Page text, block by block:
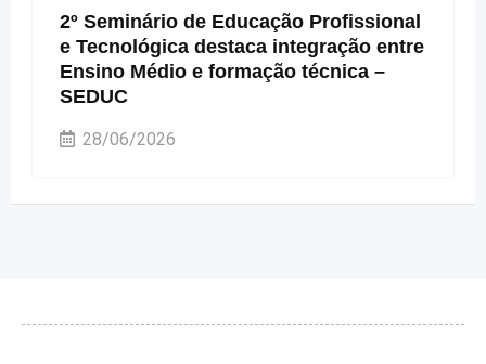
2º Seminário de Educação Profissional
e Tecnológica destaca integração entre
Ensino Médio e formação técnica –
SEDUC
28/06/2026